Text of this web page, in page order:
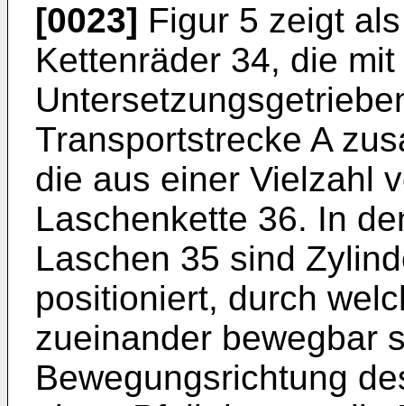
[0023] Figur 5 zeigt
Kettenräder 34, die
Transportstrecke A
die aus einer Vielzahl
Laschenkette 36. In
Laschen 35 sind
positioniert, durch
zueinander bewegbar
Bewegungsrichtung